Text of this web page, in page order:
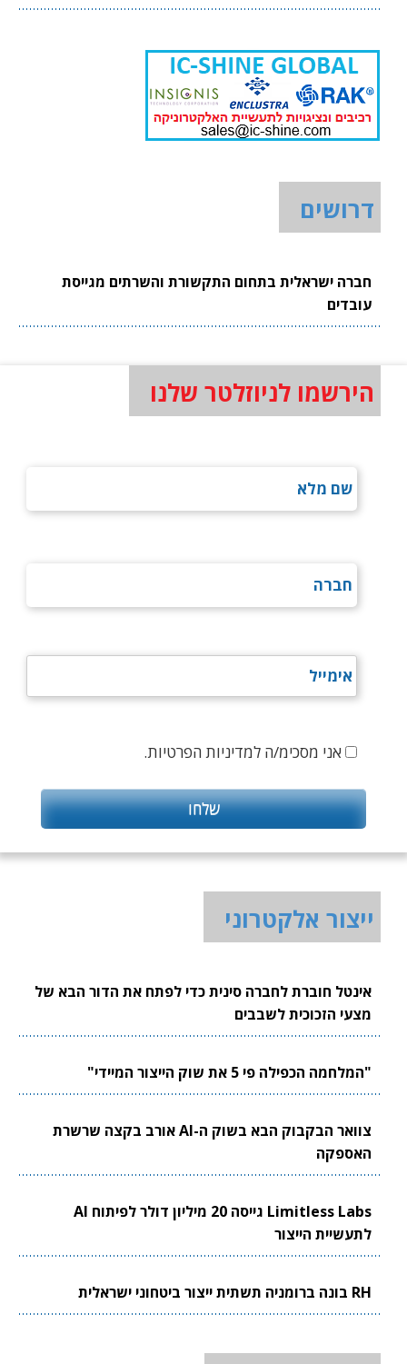
דרושים
חברה ישראלית בתחום התקשורת והשרתים מגייסת
עובדים
הירשמו לניוזלטר שלנו
אני מסכימ/ה למדיניות הפרטיות.
ייצור אלקטרוני
אינטל חוברת לחברה סינית כדי לפתח את הדור הבא של
מצעי הזכוכית לשבבים
"המלחמה הכפילה פי 5 את שוק הייצור המיידי"
צוואר הבקבוק הבא בשוק ה-AI אורב בקצה שרשרת
האספקה
Limitless Labs גייסה 20 מיליון דולר לפיתוח AI
לתעשיית הייצור
RH בונה ברומניה תשתית ייצור ביטחוני ישראלית